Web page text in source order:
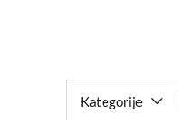
Kategorije